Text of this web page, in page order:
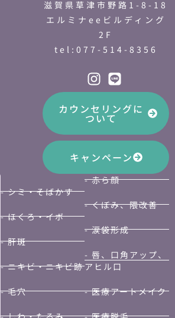
滋賀県草津市野路1-8-18
エルミナeeビルディング
2F
tel:077-514-8356
カウンセリングに
ついて
キャンペーン
- シミ・そばかす
- ほくろ・イボ
- 肝斑
- ニキビ・ニキビ跡
- 毛穴
- 赤ら顔
- くぼみ、隈改善
- 涙袋形成
- 唇、口角アップ、
アヒル口
- 医療アートメイク